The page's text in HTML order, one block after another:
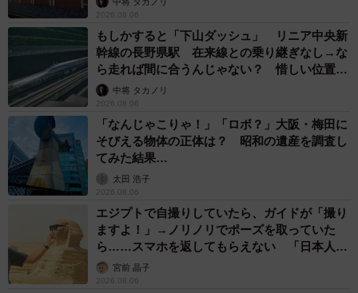
2026.08.06
もしかすると「下山ダッシュ」 リニア中央新
幹線の長野県駅 在来線との乗り継ぎなし→な
ら走れば間に合うんじゃない？ 惜しい位置関
係が反響
中将 タカノリ
2026.08.06
「なんじゃこりゃ！」「ロボ？」大阪・梅田に
そびえる物体の正体は？ 昭和の遺産を調査し
てみた結果…
太田 浩子
2026.08.06
エジプトで自撮りしていたら、ガイドが「撮り
ますよ！」→ノリノリでポーズを取っていた
ら……スマホを返してもらえない 「日本人は
カモ代表かも」「私は6時間で3万円払った」
宮前 晶子
2026.08.06